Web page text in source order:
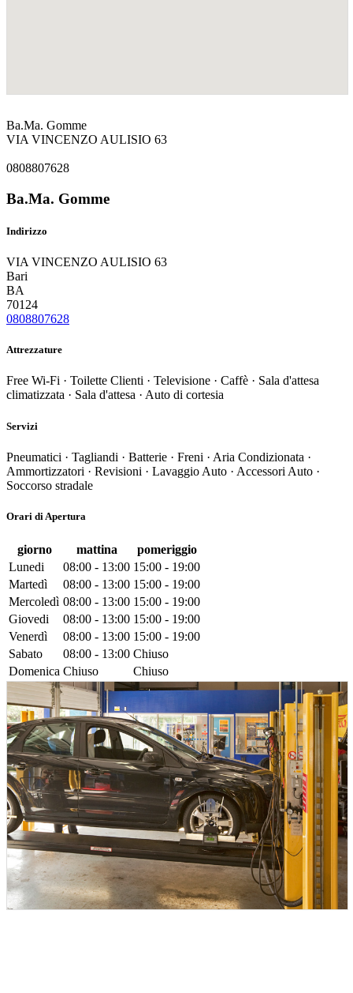
Ba.Ma. Gomme
VIA VINCENZO AULISIO 63
0808807628
Ba.Ma. Gomme
Indirizzo
VIA VINCENZO AULISIO 63
Bari
BA
70124
0808807628
Attrezzature
Free Wi-Fi · Toilette Clienti · Televisione · Caffè · Sala d'attesa
climatizzata · Sala d'attesa · Auto di cortesia
Servizi
Pneumatici · Tagliandi · Batterie · Freni · Aria Condizionata ·
Ammortizzatori · Revisioni · Lavaggio Auto · Accessori Auto ·
Soccorso stradale
Orari di Apertura
giorno mattina
pomeriggio
Lunedi
08:00 - 13:00 15:00 - 19:00
Martedì
08:00 - 13:00 15:00 - 19:00
Mercoledì 08:00 - 13:00 15:00 - 19:00
Giovedi
08:00 - 13:00 15:00 - 19:00
Venerdì
08:00 - 13:00 15:00 - 19:00
Sabato
08:00 - 13:00 Chiuso
Domenica Chiuso Chiuso